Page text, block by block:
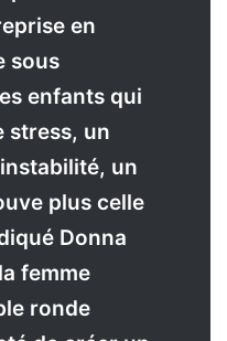
en
sous
enfants qui
stress, un
un
plus celle
Donna
femme
ronde